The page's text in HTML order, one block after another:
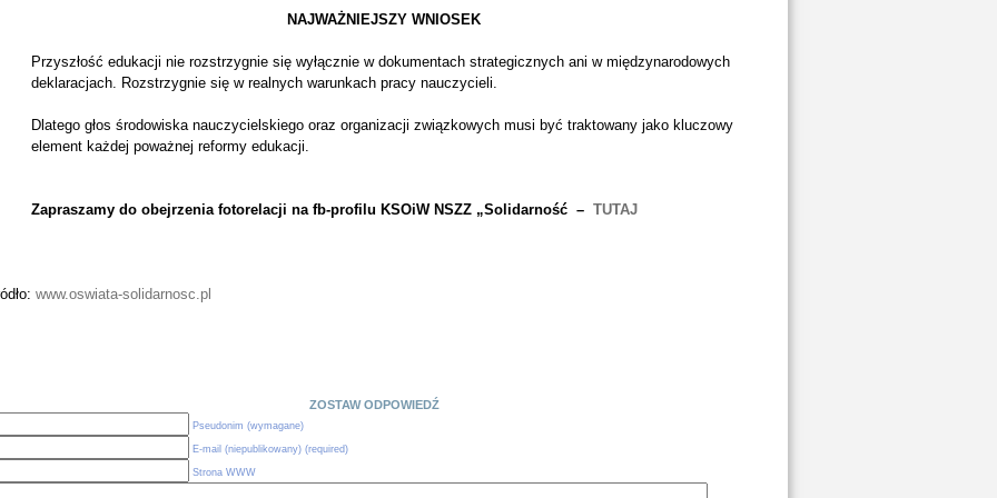
NAJWAŻNIEJSZY WNIOSEK
Przyszłość edukacji nie rozstrzygnie się wyłącznie w dokumentach strategicznych ani w międzynarodowych
deklaracjach. Rozstrzygnie się w realnych warunkach pracy nauczycieli.
Dlatego głos środowiska nauczycielskiego oraz organizacji związkowych musi być traktowany jako kluczowy
element każdej poważnej reformy edukacji.
Zapraszamy do obejrzenia fotorelacji na fb-profilu KSOiW NSZZ „Solidarność – TUTAJ
www.oswiata-solidarnosc.pl
ZOSTAW ODPOWIEDŹ
Pseudonim (wymagane)
E-mail (niepublikowany) (required)
Strona WWW